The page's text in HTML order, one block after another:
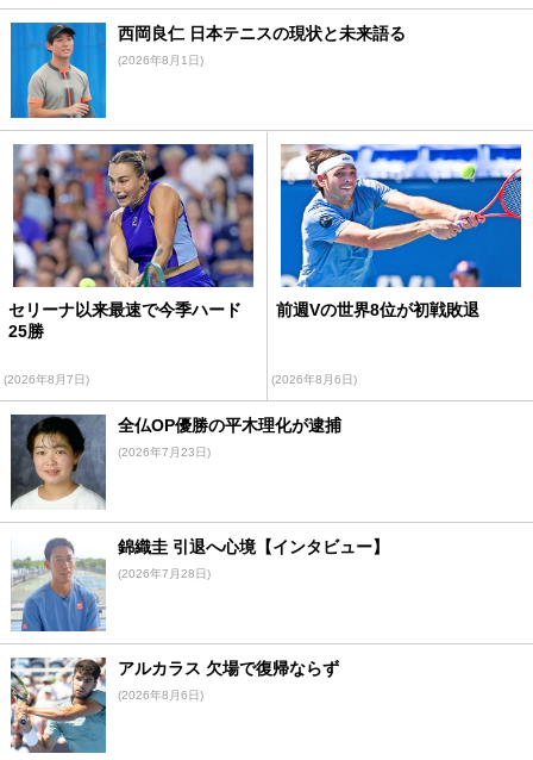
西岡良仁 日本テニスの現状と未来語る
(2026年8月1日)
セリーナ以来最速で今季ハード
25勝
(2026年8月7日)
前週Vの世界8位が初戦敗退
(2026年8月6日)
全仏OP優勝の平木理化が逮捕
(2026年7月23日)
錦織圭 引退へ心境【インタビュー】
(2026年7月28日)
アルカラス 欠場で復帰ならず
(2026年8月6日)